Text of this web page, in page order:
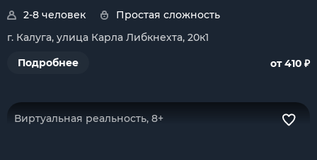
2-8 человек
Простая сложность
г. Калуга, улица Карла Либкнехта, 20к1
Подробнее
от 410 ₽
Виртуальная реальность, 8+